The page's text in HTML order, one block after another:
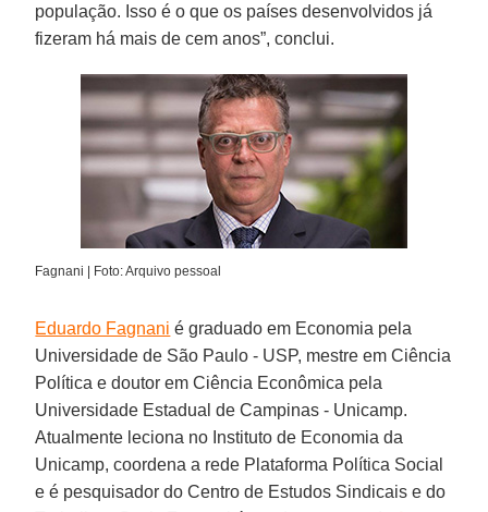
população. Isso é o que os países desenvolvidos já
fizeram há mais de cem anos”, conclui.
Fagnani | Foto: Arquivo pessoal
Eduardo Fagnani é graduado em Economia pela
Universidade de São Paulo - USP, mestre em Ciência
Política e doutor em Ciência Econômica pela
Universidade Estadual de Campinas - Unicamp.
Atualmente leciona no Instituto de Economia da
Unicamp, coordena a rede Plataforma Política Social
e é pesquisador do Centro de Estudos Sindicais e do